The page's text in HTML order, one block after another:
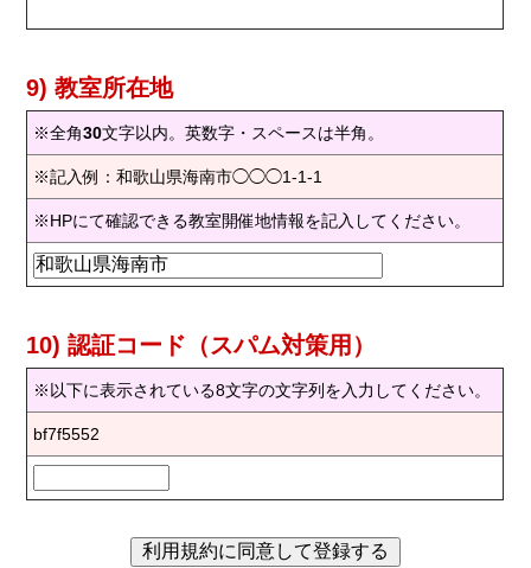
9) 教室所在地
※全角30文字以内。英数字・スペースは半角。
※記入例：和歌山県海南市◯◯◯1-1-1
※HPにて確認できる教室開催地情報を記入してください。
10) 認証コード（スパム対策用）
※以下に表示されている8文字の文字列を入力してください。
bf7f5552